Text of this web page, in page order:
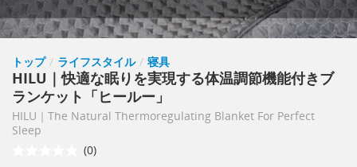
トップ / ライフスタイル / 寝具
HILU｜快適な眠りを実現する体温調節機能付きブ
ランケット「ヒールー」
HILU｜The Natural Thermoregulating Blanket For Perfect
Sleep
(0)